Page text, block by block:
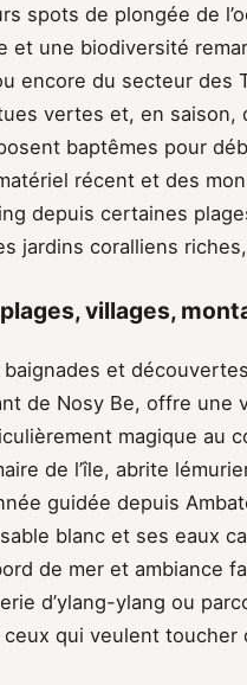
spots de plongée de
et une biodiversité
encore du secteur
vertes et, en saison,
baptêmes pour
récent et des
depuis certaines
jardins coralliens
villages,
baignades et
de Nosy Be, offre une
magique au
de l’île, abrite
guidée depuis
blanc et ses eaux
de mer et ambiance
d’ylang-ylang ou
qui veulent toucher